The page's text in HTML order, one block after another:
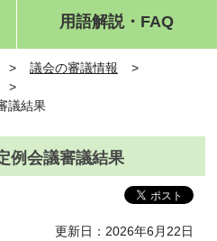
用語解説・FAQ
議会の審議情報
議結果
例会議審議結果
更新日：2026年6月22日